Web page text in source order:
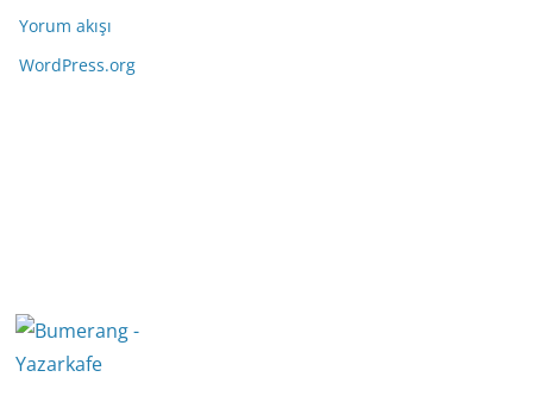
Yorum akışı
WordPress.org